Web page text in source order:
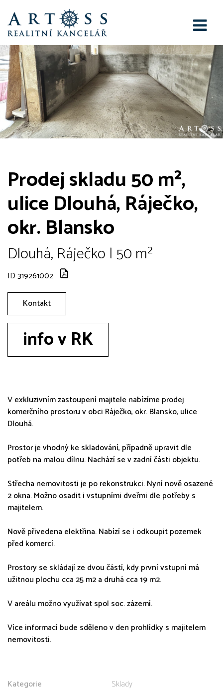
Prodej skladu 50 m²,
ulice Dlouhá, Ráječko,
okr. Blansko
Dlouhá, Ráječko | 50 m²
ID 319261002
Kontakt
info v RK
V exkluzivním zastoupení majitele nabízíme prodej
komerčního prostoru v obci Ráječko, okr. Blansko, ulice
Dlouhá.
Prostor je vhodný ke skladování, případně upravit dle
potřeb na malou dílnu. Nachází se v zadní části objektu.
Střecha nemovitosti je po rekonstrukci. Nyní nově osazené
2 okna. Možno osadit i vstupními dveřmi dle potřeby s
majitelem.
Nově přivedena elektřina. Nabízí se i odkoupit pozemek
před komercí.
Prostory se skládají ze dvou částí, kdy první vstupní má
užitnou plochu cca 25 m2 a druhá cca 19 m2.
V areálu možno využívat spol soc. zázemí.
Více informací bude sděleno v den prohlídky s majitelem
nemovitosti.
Kategorie
Sklady